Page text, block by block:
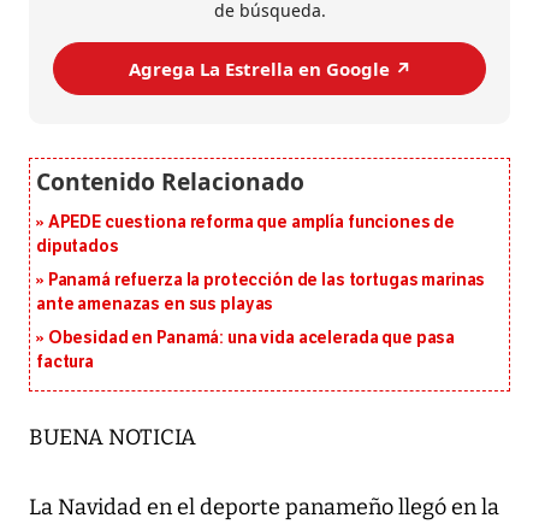
de búsqueda.
Agrega La Estrella en Google ↗️
APEDE cuestiona reforma que amplía funciones de
diputados
Panamá refuerza la protección de las tortugas marinas
ante amenazas en sus playas
Obesidad en Panamá: una vida acelerada que pasa
factura
BUENA NOTICIA
La Navidad en el deporte panameño llegó en la